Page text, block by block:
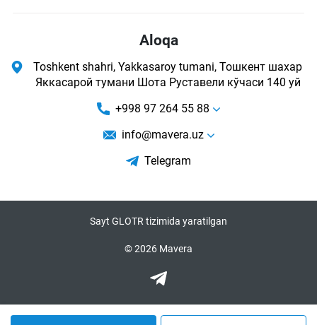
Aloqa
Toshkent shahri, Yakkasaroy tumani, Тошкент шахар
Яккасарой тумани Шота Руставели кўчаси 140 уй
+998 97 264 55 88
info@mavera.uz
Telegram
Sayt GLOTR tizimida yaratilgan
© 2026 Mavera